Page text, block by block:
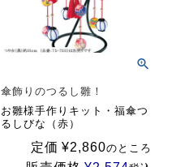
傘飾りのつるし雛！
お雛様手作りキット・福傘つ
るしびな（赤）
定価 ¥2,860のところ